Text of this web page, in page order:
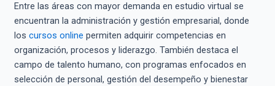
Entre las áreas con mayor demanda en estudio virtual se
encuentran la administración y gestión empresarial, donde
los cursos online permiten adquirir competencias en
organización, procesos y liderazgo. También destaca el
campo de talento humano, con programas enfocados en
selección de personal, gestión del desempeño y bienestar